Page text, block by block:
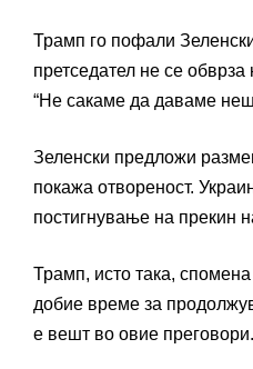
Трамп го пофали
претседател не се
“Не сакаме да даваме
Зеленски предложи
покажа отвореност.
постигнување на прекин
Трамп, исто така,
добие време за
е вешт во овие преговори.